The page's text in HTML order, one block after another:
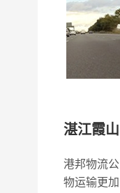
湛江霞
港邦物流
物运输更